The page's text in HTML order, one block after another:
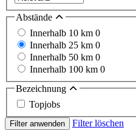
Abstände
Innerhalb 10 km 0
Innerhalb 25 km 0
Innerhalb 50 km 0
Innerhalb 100 km 0
Bezeichnung
Topjobs
Filter anwenden
Filter löschen